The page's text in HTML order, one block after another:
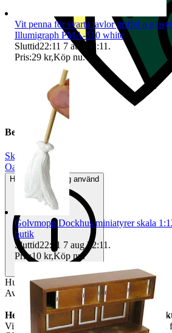
Beskrivning
Skala 1:12|
Oanvänt
Helt ny och aldrig använd
Hunden Ozzi
Av stenkeramik. Höjd 37 mm
Helt nya och oanvända. Vi skickar
Vi garanterar att allt kommer fram helt och
Vit penna för svarta tavlor griffel o
Illumigraph PMA-510 white
Sluttid22:11 7 aug 22:11 .
Pris:29 kr,Köp nu.
Golvmopp Dockhus miniatyrer skala
butik
Sluttid22:11 7 aug 22:11 .
Pris:10 kr,Köp nu.